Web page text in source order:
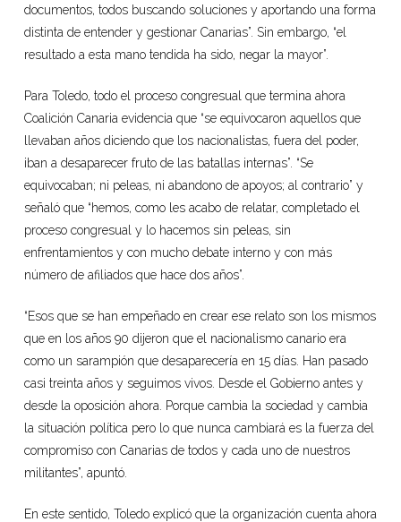
documentos, todos buscando soluciones y aportando una forma
distinta de entender y gestionar Canarias”. Sin embargo, “el
resultado a esta mano tendida ha sido, negar la mayor”.
Para Toledo, todo el proceso congresual que termina ahora
Coalición Canaria evidencia que “se equivocaron aquellos que
llevaban años diciendo que los nacionalistas, fuera del poder,
iban a desaparecer fruto de las batallas internas”. “Se
equivocaban; ni peleas, ni abandono de apoyos; al contrario” y
señaló que “hemos, como les acabo de relatar, completado el
proceso congresual y lo hacemos sin peleas, sin
enfrentamientos y con mucho debate interno y con más
número de afiliados que hace dos años”.
“Esos que se han empeñado en crear ese relato son los mismos
que en los años 90 dijeron que el nacionalismo canario era
como un sarampión que desaparecería en 15 días. Han pasado
casi treinta años y seguimos vivos. Desde el Gobierno antes y
desde la oposición ahora. Porque cambia la sociedad y cambia
la situación política pero lo que nunca cambiará es la fuerza del
compromiso con Canarias de todos y cada uno de nuestros
militantes”, apuntó.
En este sentido, Toledo explicó que la organización cuenta ahora